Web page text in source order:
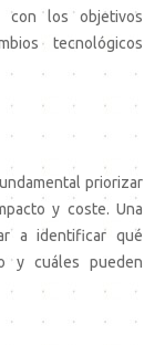
con los objetivos
tecnológicos
priorizar
y coste. Una
a identificar qué
y cuáles pueden